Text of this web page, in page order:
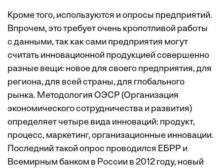
Кроме того, используются и опросы предприятий.
Впрочем, это требует очень кропотливой работы
с данными, так как сами предприятия могут
считать инновационной продукцией совершенно
разные вещи: новое для своего предприятия, для
региона, для всей страны, для глобального
рынка. Методология ОЭСР (Организация
экономического сотрудничества и развития)
определяет четыре вида инноваций: продукт,
процесс, маркетинг, организационные инновации.
Последний такой опрос проводился ЕБРР и
Всемирным банком в России в 2012 году, новый